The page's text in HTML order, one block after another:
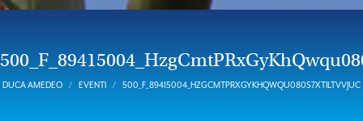
DUCA AMEDEO EVENTI 500_F_89415004_HZGCMTPRXGYKHQWQU080S7XTILTVVJUC